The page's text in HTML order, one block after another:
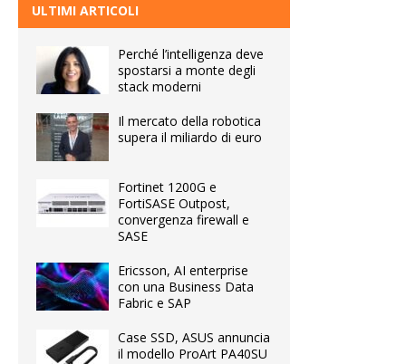
ULTIMI ARTICOLI
Perché l’intelligenza deve
spostarsi a monte degli
stack moderni
Il mercato della robotica
supera il miliardo di euro
Fortinet 1200G e
FortiSASE Outpost,
convergenza firewall e
SASE
Ericsson, AI enterprise
con una Business Data
Fabric e SAP
Case SSD, ASUS annuncia
il modello ProArt PA40SU